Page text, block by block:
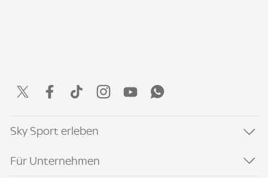
Sky Sport erleben
Für Unternehmen